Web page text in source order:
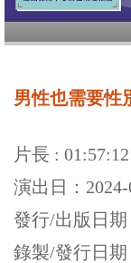
男性也需要性
片長 : 01:57:12
演出日：2024-
發行/出版日期
錄製/發行日期